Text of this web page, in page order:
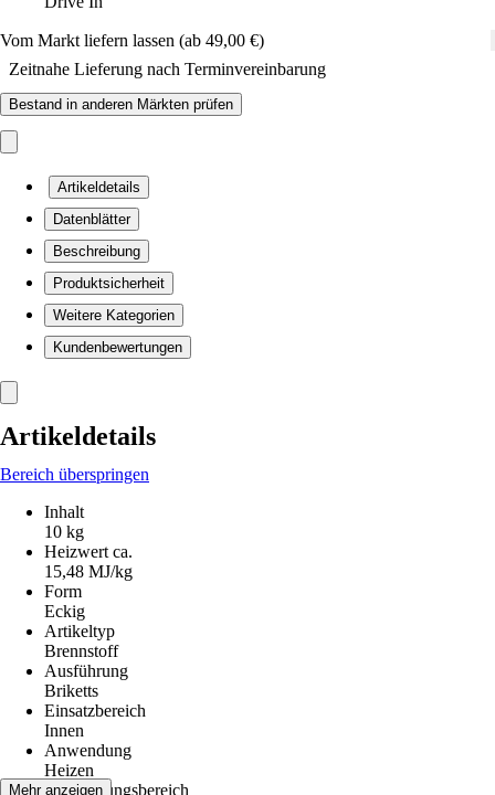
Vom Markt liefern lassen (ab 49,00 €)
Zeitnahe Lieferung nach Terminvereinbarung
Bestand in anderen Märkten prüfen
Artikeldetails
Datenblätter
Beschreibung
Produktsicherheit
Weitere Kategorien
Kundenbewertungen
Artikeldetails
Bereich überspringen
Inhalt
10 kg
Heizwert ca.
15,48 MJ/kg
Form
Eckig
Artikeltyp
Brennstoff
Ausführung
Briketts
Einsatzbereich
Innen
Anwendung
Heizen
Anwendungsbereich
Mehr anzeigen